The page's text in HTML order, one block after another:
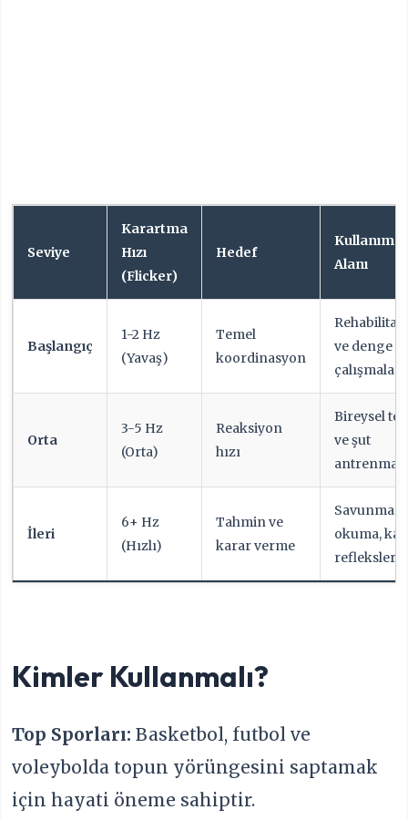
Seviye
Karartma
Hızı
(Flicker)
Hedef
Kullanım
Alanı
Başlangıç
1-2 Hz
(Yavaş)
Temel
koordinasyon
ve denge
çalışmaları
Orta
3-5 Hz
(Orta)
Reaksiyon
hızı
Bireysel
ve şut
İleri
6+ Hz
(Hızlı)
Tahmin ve
karar verme
Savunma
okuma,
refleksleri
Kimler Kullanmalı?
Top Sporları: Basketbol, futbol ve
voleybolda topun yörüngesini saptamak
için hayati öneme sahiptir.